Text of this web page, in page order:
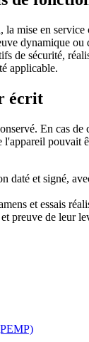
la mise en service
dynamique ou
de sécurité,
applicable.
écrit
En cas de
l'appareil pouvait
daté et signé,
et essais
preuve de leur